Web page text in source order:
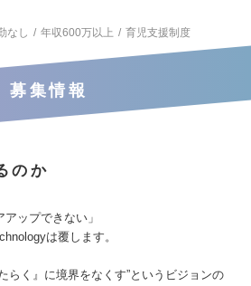
なし 年収600万以上 育児支援制度
募集情報
のか
アップできない」
は覆します。
らく』に境界をなくす”というビジョンの